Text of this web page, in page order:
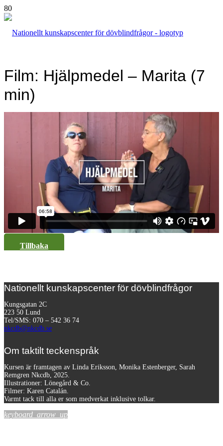
Film: Hjälpmedel – Marita (7
min)
Tillbaka
Nationellt kunskapscenter för dövblindfrågor
Kungsgatan 2C
223 50 Lund
Tel/SMS: 070 – 542 36 74
nkcdb@nkcdb.se
Om taktilt teckenspråk
Kursen är framtagen av Linda Eriksson, Monika Estenberger, Sarah
Remgren Nkcdb, 2025.
Illustrationer: Lönegård & Co.
Filmer: Karen Catalán.
Varmt tack till alla er som medverkat inklusive tolkar.
keyboard_arrow_up